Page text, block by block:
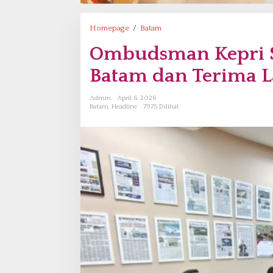
Homepage / Batam
b
d
n
r
a
p
K
a
Ombudsman Kepri
Batam dan Terima
Admin
April 6, 2026
Batam, Headline 7975 Dilihat